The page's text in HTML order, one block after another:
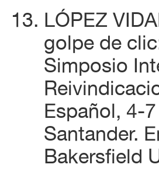
LÓPEZ
golpe de
Simposio
Español, 4-
Santander.
Bakersfield